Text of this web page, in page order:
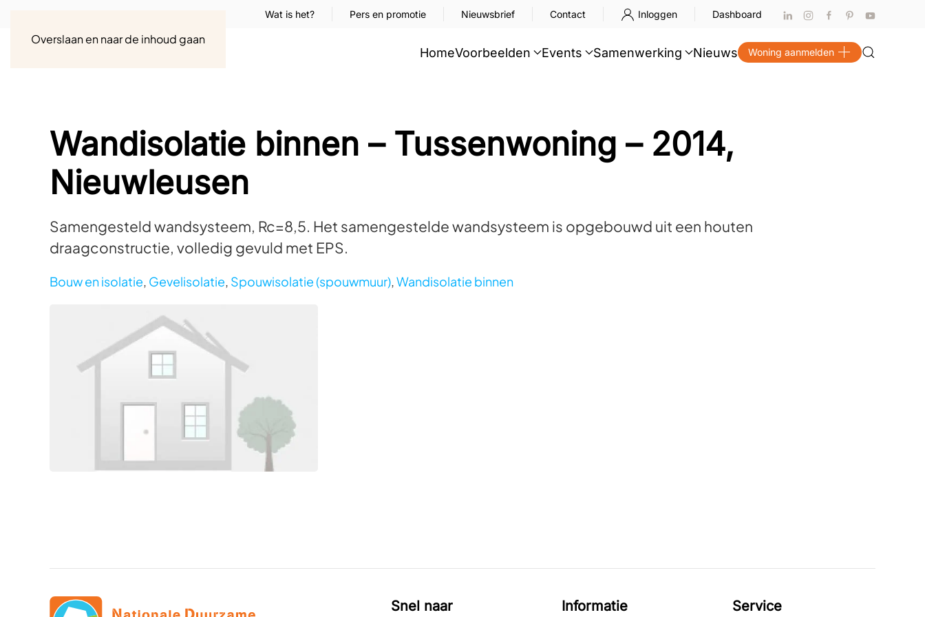
Overslaan en naar de inhoud gaan
Wat is het? Pers en promotie Nieuwsbrief Contact Inloggen Dashboard
HomeVoorbeelden Events Samenwerking Nieuws Woning aanmelden
Wandisolatie binnen – Tussenwoning – 2014,
Nieuwleusen
Samengesteld wandsysteem, Rc=8,5. Het samengestelde wandsysteem is opgebouwd uit een houten
draagconstructie, volledig gevuld met EPS.
Bouw en isolatie, Gevelisolatie, Spouwisolatie (spouwmuur),Wandisolatie binnen
Snel naar Informatie Service